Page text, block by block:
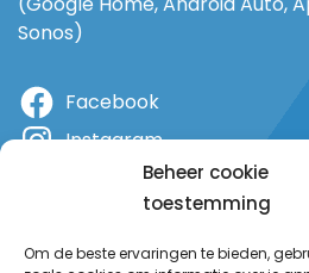
Beheer cookie
toestemming
Om de beste ervaringen te bieden,
Sonos)
Facebook
Instagram
YouTube